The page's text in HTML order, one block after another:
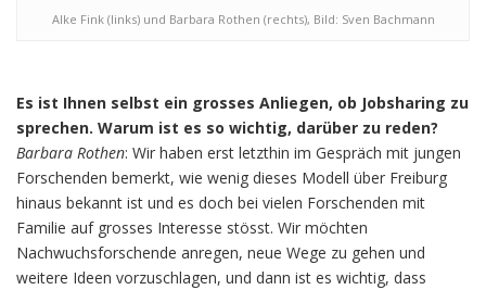
Alke Fink (links) und Barbara Rothen (rechts), Bild: Sven Bachmann
Es ist Ihnen selbst ein grosses Anliegen, ob Jobsharing zu
sprechen. Warum ist es so wichtig, darüber zu reden?
Barbara Rothen: Wir haben erst letzthin im Gespräch mit jungen
Forschenden bemerkt, wie wenig dieses Modell über Freiburg
hinaus bekannt ist und es doch bei vielen Forschenden mit
Familie auf grosses Interesse stösst. Wir möchten
Nachwuchsforschende anregen, neue Wege zu gehen und
weitere Ideen vorzuschlagen, und dann ist es wichtig, dass